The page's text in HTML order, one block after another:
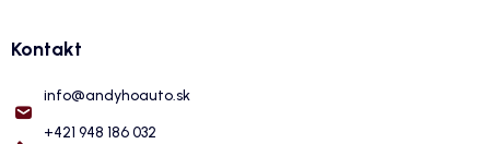
Kontakt
info@andyhoauto.sk
+421 948 186 032